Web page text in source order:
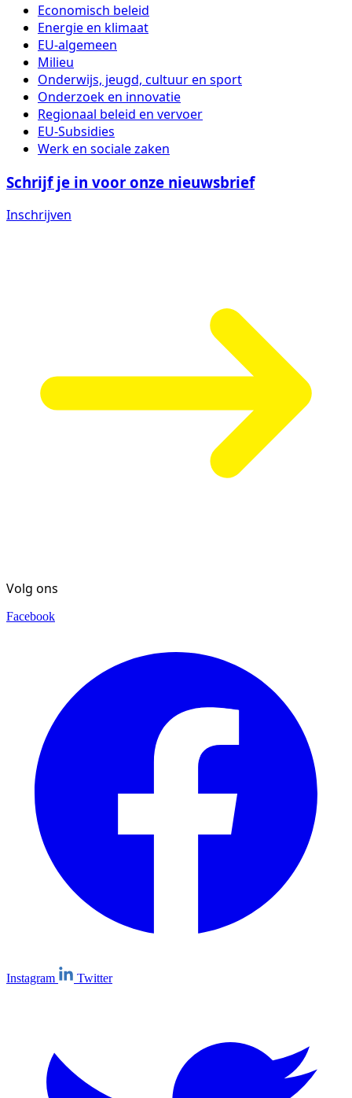
Economisch beleid
Energie en klimaat
EU-algemeen
Milieu
Onderwijs, jeugd, cultuur en sport
Onderzoek en innovatie
Regionaal beleid en vervoer
EU-Subsidies
Werk en sociale zaken
Schrijf je in voor onze nieuwsbrief
Inschrijven
Volg ons
Facebook
Instagram Twitter